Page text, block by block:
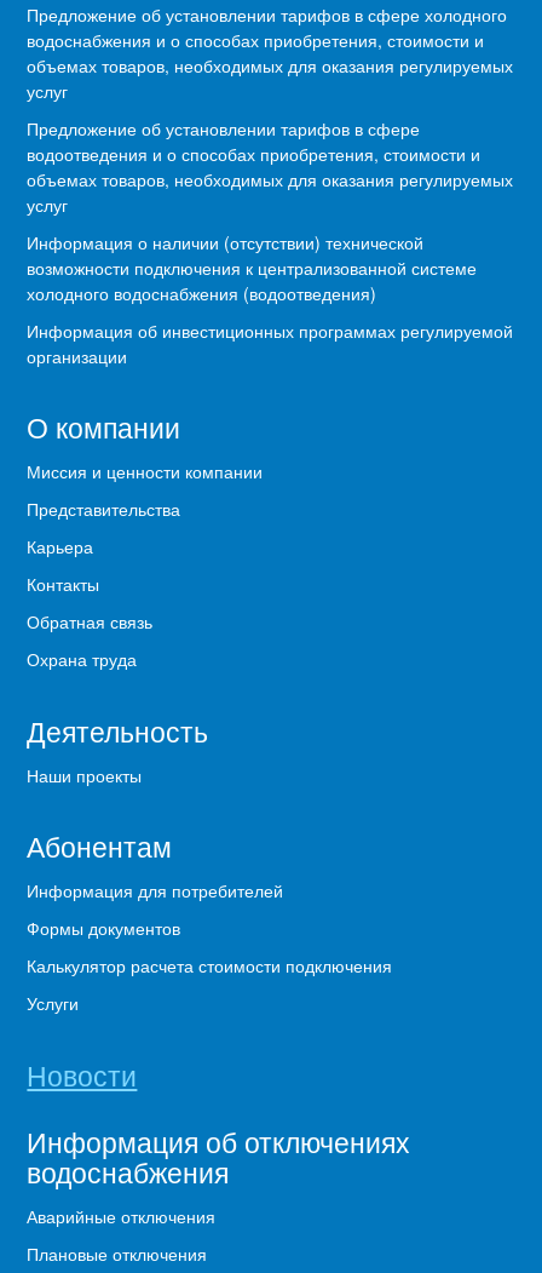
Предложение об установлении тарифов в сфере холодного
водоснабжения и о способах приобретения, стоимости и
объемах товаров, необходимых для оказания регулируемых
услуг
Предложение об установлении тарифов в сфере
водоотведения и о способах приобретения, стоимости и
объемах товаров, необходимых для оказания регулируемых
услуг
Информация о наличии (отсутствии) технической
возможности подключения к централизованной системе
холодного водоснабжения (водоотведения)
Информация об инвестиционных программах регулируемой
организации
О компании
Миссия и ценности компании
Представительства
Карьера
Контакты
Обратная связь
Охрана труда
Деятельность
Наши проекты
Абонентам
Информация для потребителей
Формы документов
Калькулятор расчета стоимости подключения
Услуги
Новости
Информация об отключениях
водоснабжения
Аварийные отключения
Плановые отключения